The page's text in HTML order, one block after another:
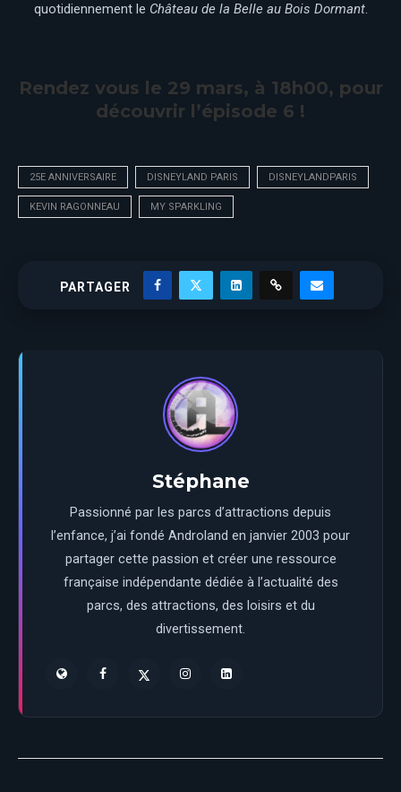
quotidiennement le Château de la Belle au Bois Dormant.
Rendez vous le 29 mars, à 18h00, pour
découvrir l’épisode 6 !
25E ANNIVERSAIRE DISNEYLAND PARIS DISNEYLANDPARIS
KEVIN RAGONNEAU MY SPARKLING
PARTAGER
Stéphane
Passionné par les parcs d’attractions depuis
l’enfance, j’ai fondé Androland en janvier 2003 pour
partager cette passion et créer une ressource
française indépendante dédiée à l’actualité des
parcs, des attractions, des loisirs et du
divertissement.